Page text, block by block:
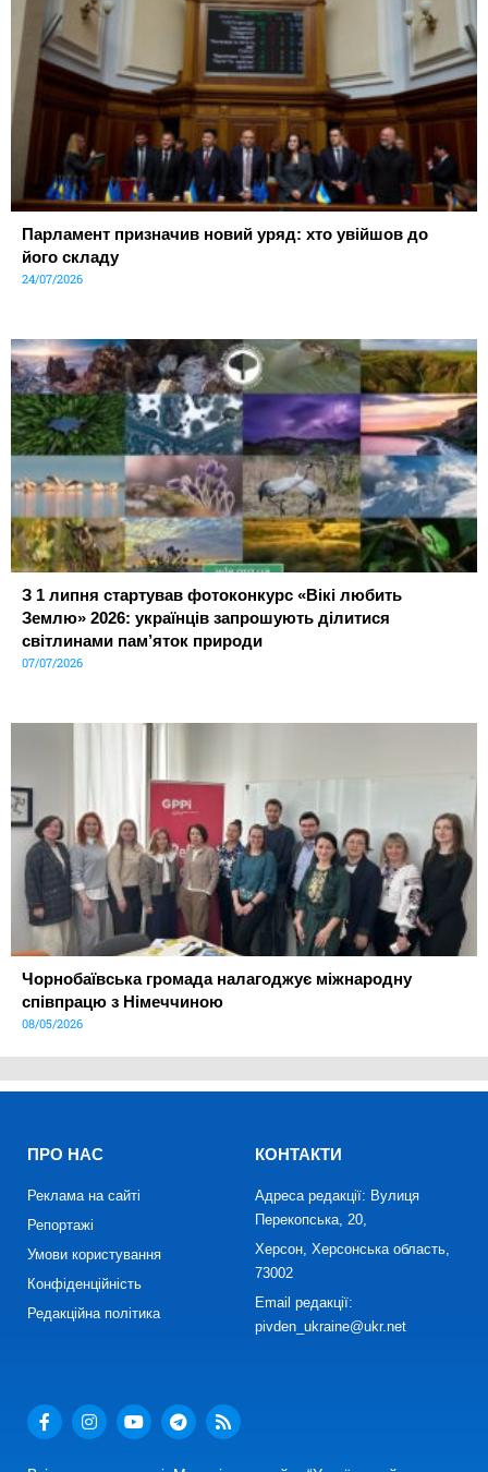
Парламент призначив новий уряд: хто увійшов до
його складу
24/07/2026
З 1 липня стартував фотоконкурс «Вікі любить
Землю» 2026: українців запрошують ділитися
світлинами пам’яток природи
07/07/2026
Чорнобаївська громада налагоджує міжнародну
співпрацю з Німеччиною
08/05/2026
ПРО НАС
Реклама на сайті
Репортажі
Умови користування
Конфіденційність
Редакційна політика
КОНТАКТИ
Адреса редакції: Вулиця
Перекопська, 20,
Херсон, Херсонська область,
73002
Email редакції:
pivden_ukraine@ukr.net